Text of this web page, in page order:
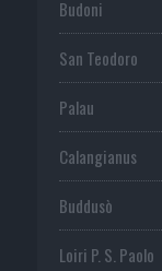
Budoni
San Teodoro
Palau
Calangianus
Buddusò
Loiri P. S. Paolo